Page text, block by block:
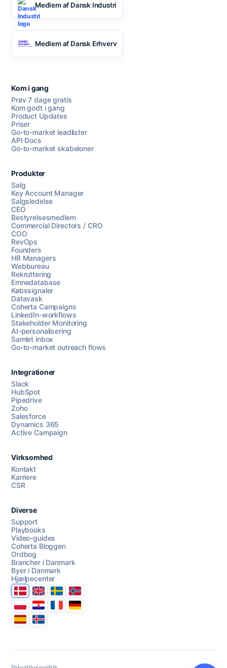
Chat med os
AI Campaign Assist
Medlem af Dansk Industri
Medlem af Dansk Erhverv
Kom i gang
Prøv 7 dage gratis
Kom godt i gang
Product Updates
Priser
Go-to-market leadlister
API Docs
Go-to-market skabeloner
Produkter
Salg
Key Account Manager
Salgsledelse
CEO
Bestyrelsesmedlem
Commercial Directors / CRO
COO
RevOps
Founders
HR Managers
Webbureau
Rekruttering
Emnedatabase
Købssignaler
Datavask
Coherta Campaigns
LinkedIn-workflows
Stakeholder Monitoring
AI-personalisering
Samlet inbox
Go-to-market outreach flows
Integrationer
Slack
HubSpot
Pipedrive
Zoho
Salesforce
Dynamics 365
Active Campaign
Virksomhed
Kontakt
Karriere
CSR
Diverse
Support
Playbooks
Video-guides
Coherta Bloggen
Ordbog
Brancher i Danmark
Byer i Danmark
Hjælpecenter
DanmarkUnited Kingdom
SverigeNorge
PolskaHrvatskaFranceDeutschland
EspanaÍsland